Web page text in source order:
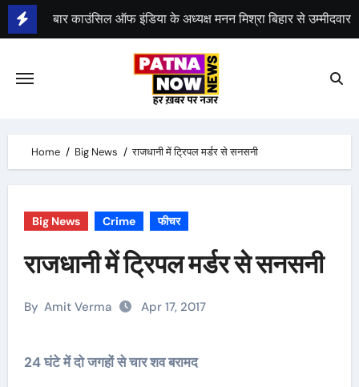
Skip
to
भीम सेना का भारत बंद, राजद का बंद को समर्थन
Home Big News राजधानी में ट्रिपल मर्डर से सनसनी
Big News Crime फीचर
राजधानी में ट्रिपल मर्डर से सनसनी
By Amit Verma Apr 17, 2017
24 घंटे में दो जगहों से चार शव बरामद